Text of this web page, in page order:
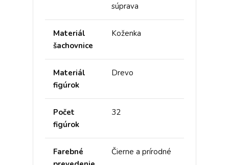
súprava
Materiál
šachovnice
Koženka
Materiál
figúrok
Drevo
Počet
figúrok
32
Farebné
Čierne a prírodné